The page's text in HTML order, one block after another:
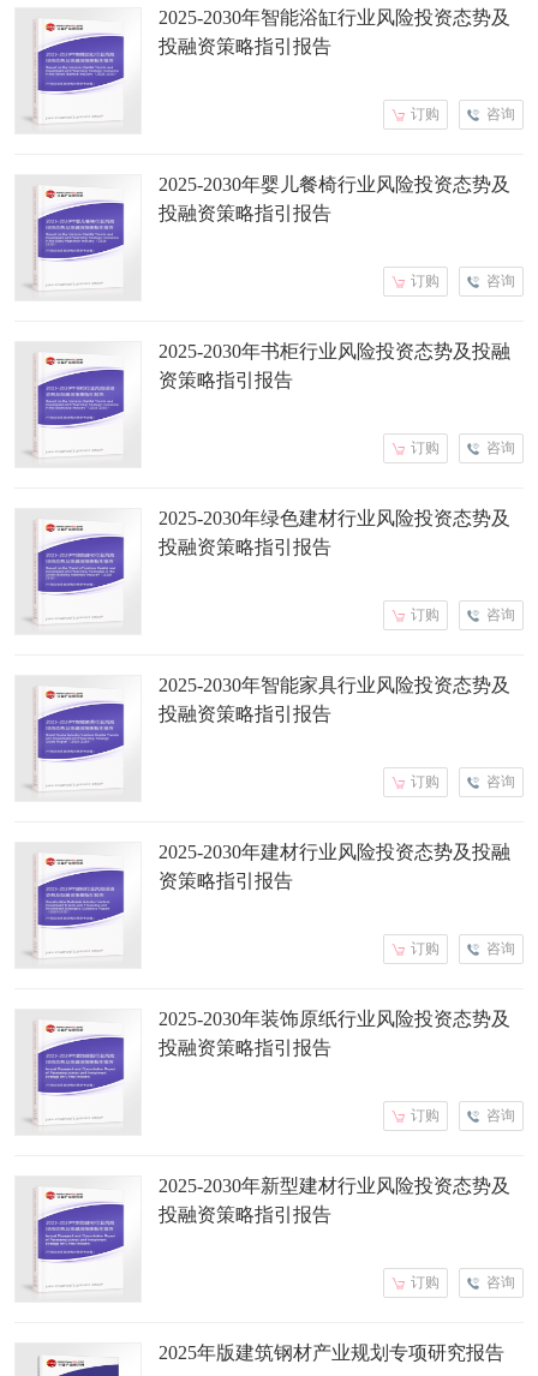
2025-2030年智能浴缸行业风险投资态势及
投融资策略指引报告
咨询
订购
2025-2030年婴儿餐椅行业风险投资态势及
投融资策略指引报告
咨询
订购
2025-2030年书柜行业风险投资态势及投融
资策略指引报告
咨询
订购
2025-2030年绿色建材行业风险投资态势及
投融资策略指引报告
咨询
订购
2025-2030年智能家具行业风险投资态势及
投融资策略指引报告
咨询
订购
2025-2030年建材行业风险投资态势及投融
资策略指引报告
咨询
订购
2025-2030年装饰原纸行业风险投资态势及
投融资策略指引报告
咨询
订购
2025-2030年新型建材行业风险投资态势及
投融资策略指引报告
咨询
订购
2025年版建筑钢材产业规划专项研究报告